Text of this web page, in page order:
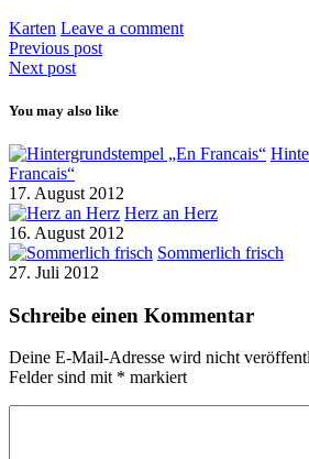
Karten Leave a comment
Previous post
Next post
You may also like
Francais“
17. August 2012
Herz an Herz
16. August 2012
Sommerlich frisch
27. Juli 2012
Schreibe einen Kommentar
Deine E-Mail-Adresse wird nicht
Felder sind mit * markiert